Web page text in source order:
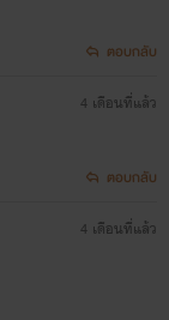
ตอบกลับ
4 เดือนที่แล้ว
ตอบกลับ
4 เดือนที่แล้ว